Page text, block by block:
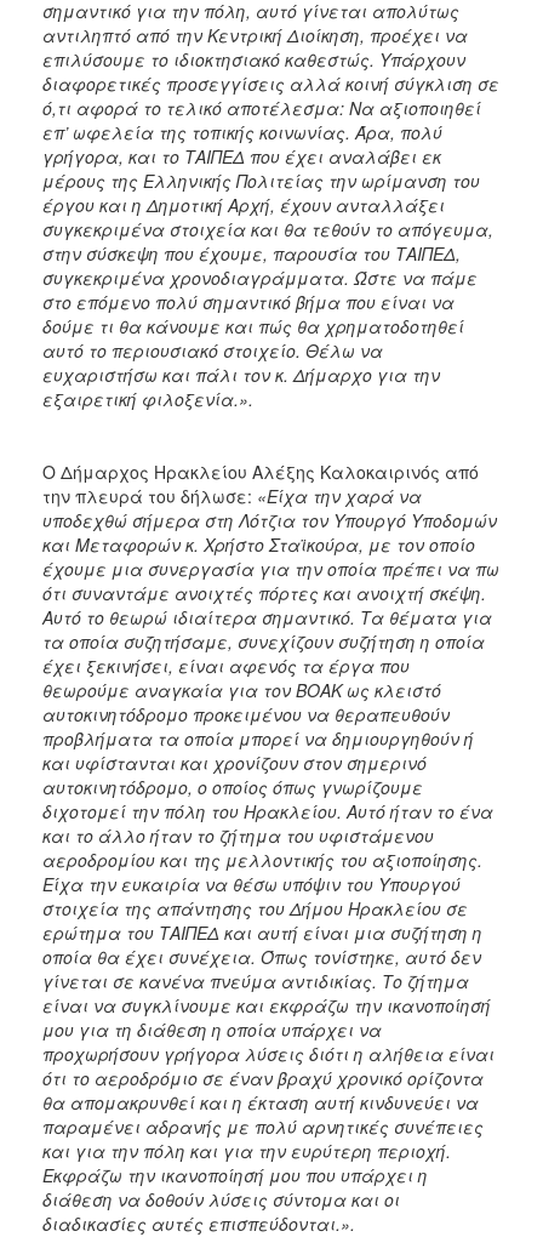
σημαντικό για την πόλη, αυτό γίνεται απολύτως
αντιληπτό από την Κεντρική Διοίκηση, προέχει να
επιλύσουμε το ιδιοκτησιακό καθεστώς. Υπάρχουν
διαφορετικές προσεγγίσεις αλλά κοινή σύγκλιση σε
ό,τι αφορά το τελικό αποτέλεσμα: Να αξιοποιηθεί
επ’ ωφελεία της τοπικής κοινωνίας. Άρα, πολύ
γρήγορα, και το ΤΑΙΠΕΔ που έχει αναλάβει εκ
μέρους της Ελληνικής Πολιτείας την ωρίμανση του
έργου και η Δημοτική Αρχή, έχουν ανταλλάξει
συγκεκριμένα στοιχεία και θα τεθούν το απόγευμα,
στην σύσκεψη που έχουμε, παρουσία του ΤΑΙΠΕΔ,
συγκεκριμένα χρονοδιαγράμματα. Ώστε να πάμε
στο επόμενο πολύ σημαντικό βήμα που είναι να
δούμε τι θα κάνουμε και πώς θα χρηματοδοτηθεί
αυτό το περιουσιακό στοιχείο. Θέλω να
ευχαριστήσω και πάλι τον κ. Δήμαρχο για την
εξαιρετική φιλοξενία.».
Ο Δήμαρχος Ηρακλείου Αλέξης Καλοκαιρινός από
την πλευρά του δήλωσε: «Είχα την χαρά να
υποδεχθώ σήμερα στη Λότζια τον Υπουργό Υποδομών
και Μεταφορών κ. Χρήστο Σταϊκούρα, με τον οποίο
έχουμε μια συνεργασία για την οποία πρέπει να πω
ότι συναντάμε ανοιχτές πόρτες και ανοιχτή σκέψη.
Αυτό το θεωρώ ιδιαίτερα σημαντικό. Τα θέματα για
τα οποία συζητήσαμε, συνεχίζουν συζήτηση η οποία
έχει ξεκινήσει, είναι αφενός τα έργα που
θεωρούμε αναγκαία για τον ΒΟΑΚ ως κλειστό
αυτοκινητόδρομο προκειμένου να θεραπευθούν
προβλήματα τα οποία μπορεί να δημιουργηθούν ή
και υφίστανται και χρονίζουν στον σημερινό
αυτοκινητόδρομο, ο οποίος όπως γνωρίζουμε
διχοτομεί την πόλη του Ηρακλείου. Αυτό ήταν το ένα
και το άλλο ήταν το ζήτημα του υφιστάμενου
αεροδρομίου και της μελλοντικής του αξιοποίησης.
Είχα την ευκαιρία να θέσω υπόψιν του Υπουργού
στοιχεία της απάντησης του Δήμου Ηρακλείου σε
ερώτημα του ΤΑΙΠΕΔ και αυτή είναι μια συζήτηση η
οποία θα έχει συνέχεια. Όπως τονίστηκε, αυτό δεν
γίνεται σε κανένα πνεύμα αντιδικίας. Το ζήτημα
είναι να συγκλίνουμε και εκφράζω την ικανοποίησή
μου για τη διάθεση η οποία υπάρχει να
προχωρήσουν γρήγορα λύσεις διότι η αλήθεια είναι
ότι το αεροδρόμιο σε έναν βραχύ χρονικό ορίζοντα
θα απομακρυνθεί και η έκταση αυτή κινδυνεύει να
παραμένει αδρανής με πολύ αρνητικές συνέπειες
και για την πόλη και για την ευρύτερη περιοχή.
Εκφράζω την ικανοποίησή μου που υπάρχει η
διάθεση να δοθούν λύσεις σύντομα και οι
διαδικασίες αυτές επισπεύδονται.».